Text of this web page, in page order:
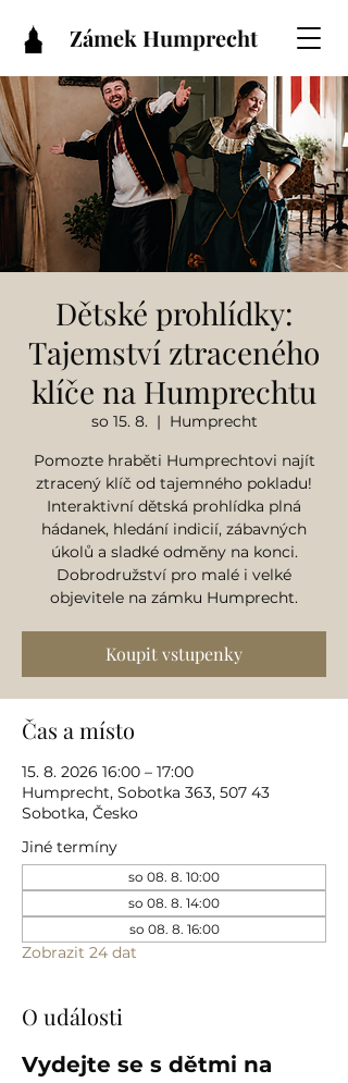
Zámek Humprecht
Dětské prohlídky:
Tajemství ztraceného
klíče na Humprechtu
so 15. 8.
  |
Humprecht
Pomozte hraběti Humprechtovi najít
ztracený klíč od tajemného pokladu!
Interaktivní dětská prohlídka plná
hádanek, hledání indicií, zábavných
úkolů a sladké odměny na konci.
Dobrodružství pro malé i velké
objevitele na zámku Humprecht.
Koupit vstupenky
Čas a místo
15. 8. 2026 16:00 – 17:00
Humprecht, Sobotka 363, 507 43
Sobotka, Česko
Jiné termíny
so 08. 8. 10:00
so 08. 8. 14:00
so 08. 8. 16:00
Zobrazit 24 dat
O události
Vydejte se s dětmi na